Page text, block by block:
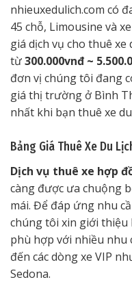
nhieuxedulich.com có
45 chỗ, Limousine và
giá dịch vụ cho thuê xe
từ300.000vnđ ~
đơn vị chúng tôi đang
giá thị trường ở Bình
nhất khi bạn thuê xe
Bảng Giá Thuê Xe Du
Dịch vụ thuê xe hợp
càng được ưa chuộng
mái. Để đáp ứng nhu
chúng tôi xin giới thiệu
phù hợp với nhiều nhu
đến các dòng xe VIP
Sedona.